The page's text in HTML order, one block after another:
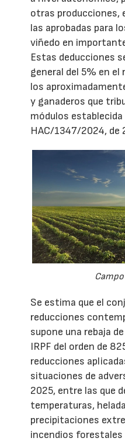
otras producciones,
las aprobadas para
viñedo en
Estas deducciones
general del 5% en
los
y ganaderos que
módulos establecida
HAC/1347/2024, de
Se estima que el
reducciones
supone una rebaja
IRPF del orden de
reducciones
situaciones de
2025, entre las que
temperaturas,
precipitaciones
incendios forestales